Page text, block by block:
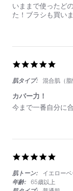
Review
by
2025
review
stating
め
す
いままで使ったど
た！ブラシも買い
rating
肌タイプ:
混合肌（脂
カバー力！
Review
Nov
review
ー
今まで一番自分に
rating
肌トーン:
イエロー
年齢:
65歳以上